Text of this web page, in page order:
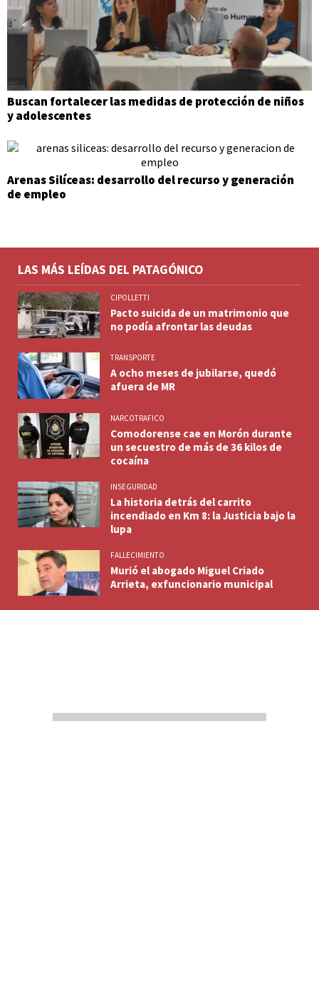
Buscan fortalecer las medidas de protección de niños
y adolescentes
Arenas Silíceas: desarrollo del recurso y generación
de empleo
LAS MÁS LEÍDAS DEL PATAGÓNICO
CIPOLLETTI
Pacto suicida de un matrimonio que
no podía afrontar las deudas
TRANSPORTE
A ocho meses de jubilarse, quedó
afuera de MR
NARCOTRAFICO
Comodorense cae en Morón durante
un secuestro de más de 36 kilos de
cocaína
INSEGURIDAD
La historia detrás del carrito
incendiado en Km 8: la Justicia bajo la
lupa
FALLECIMIENTO
Murió el abogado Miguel Criado
Arrieta, exfuncionario municipal